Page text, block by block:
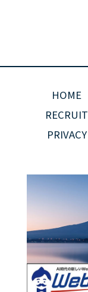
HOME
RECRUIT
PRIVACY